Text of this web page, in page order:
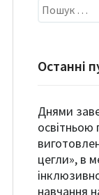
Останні
Днями завершилось навчання за
освітньою
цегли», в
навчання